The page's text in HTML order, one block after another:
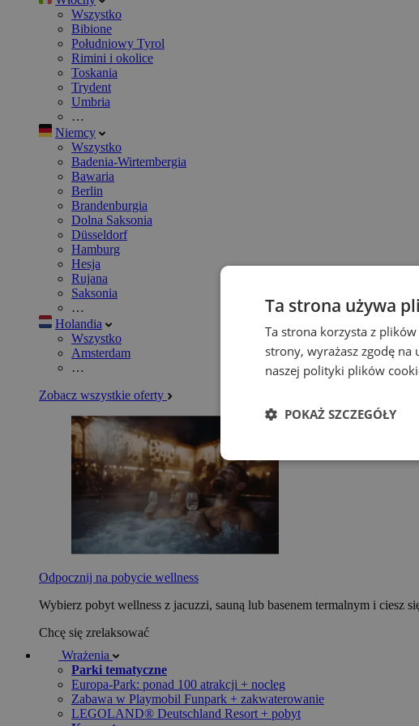
Wszystko
Bibione
Południowy Tyrol
Rimini i okolice
Toskania
Trydent
Umbria
…
Niemcy
Wszystko
Badenia-Wirtembergia
Bawaria
Berlin
Brandenburgia
Dolna Saksonia
Düsseldorf
Hamburg
Hesja
Rujana
Saksonia
…
Holandia
Wszystko
Amsterdam
…
Zobacz wszystkie oferty
Odpocznij na pobycie wellness
Wybierz pobyt wellness z jacuzzi, sauną lub basenem termalnym i ciesz
Chcę się zrelaksować
Wrażenia
Parki tematyczne
Europa-Park: ponad 100 atrakcji + nocleg
Zabawa w Playmobil Funpark + zakwaterowanie
LEGOLAND® Deutschland Resort + pobyt
Ta strona używa
Ta strona korzysta z
strony, wyrażasz zgodę
naszej polityki plików
POKAŻ SZCZEGÓŁY